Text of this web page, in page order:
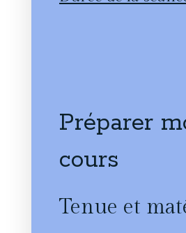
Préparer
cours
Tenue et